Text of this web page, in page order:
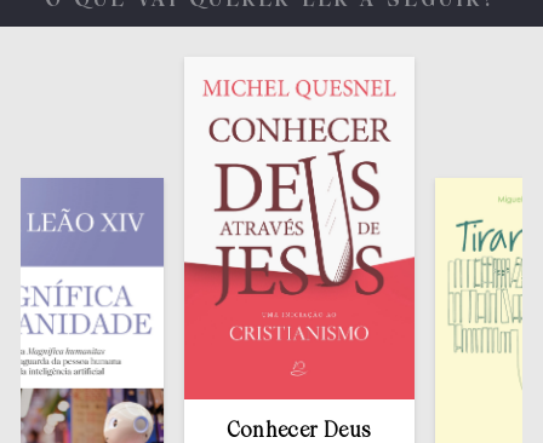
Conhecer Deus